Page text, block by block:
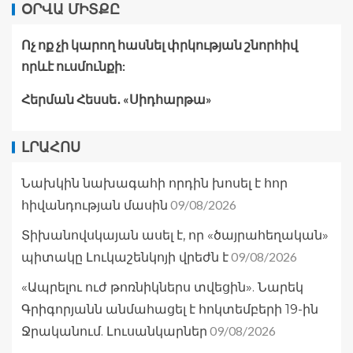
ՕՐՎԱ ՄԻՏՔԸ
Ոչ ոք չի կարող հասնել փրկության շնորհիվ
որևէ ուսմունքի:
Հերման Հեսսե․ «Սիդհարթա»
ԼՐԱՀՈՍ
Նախկին նախագահի որդին խոսել է հոր
հիվանդության մասին 09/08/2026
Տիխանովսկայան ասել է, որ «ծայրահեղական»
պիտակը Լուկաշենկոյի վրեժն է09/08/2026
«Ապրելու ուժ թոռնիկներս տվեցին». Նարեկ
Գրիգորյանն անմահացել է հոկտեմբերի 19-ին
Ջրականում. Լուսանկարներ 09/08/2026